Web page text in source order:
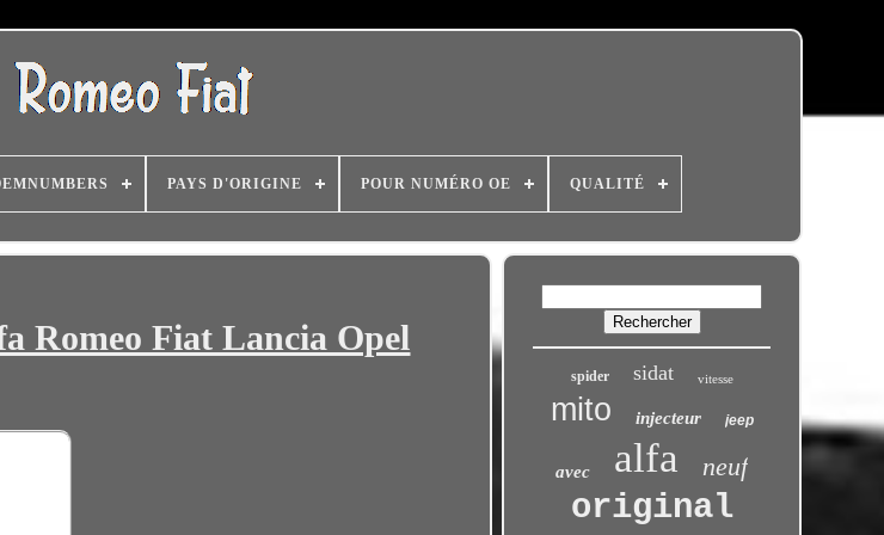
PAYS D'ORIGINE POUR NUMÉRO OE QUALITÉ
Romeo Fiat Lancia Opel
spider sidat vitesse
mito injecteur jeep
avec alfa neuf
original